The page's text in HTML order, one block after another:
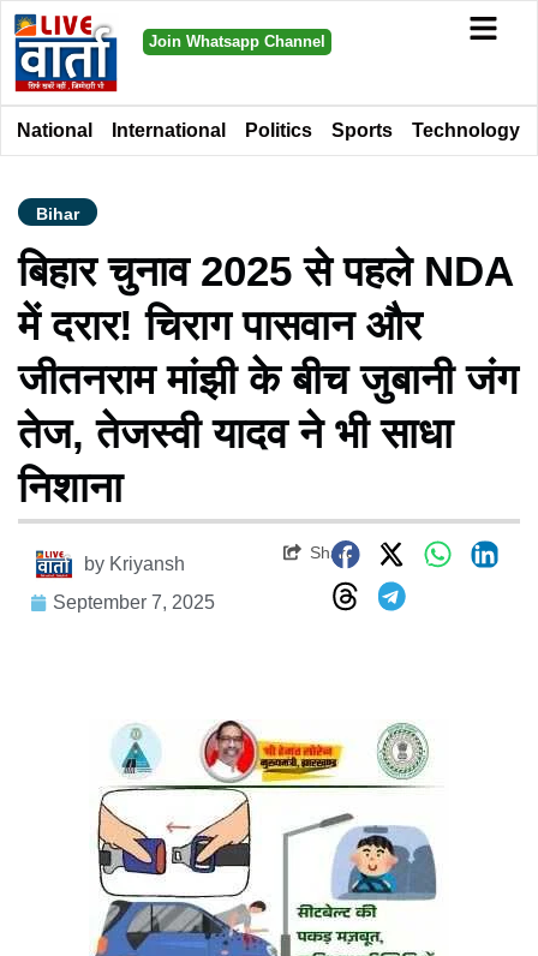
Join Whatsapp Channel
National International Politics Sports Technology
Bihar
बिहार चुनाव 2025 से पहले NDA
में दरार! चिराग पासवान और
जीतनराम मांझी के बीच जुबानी जंग
तेज, तेजस्वी यादव ने भी साधा
निशाना
by Kriyansh
September 7, 2025
Share